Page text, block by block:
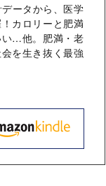
ータから、医学
カロリーと肥満
い…他。肥満・老
を生き抜く最強